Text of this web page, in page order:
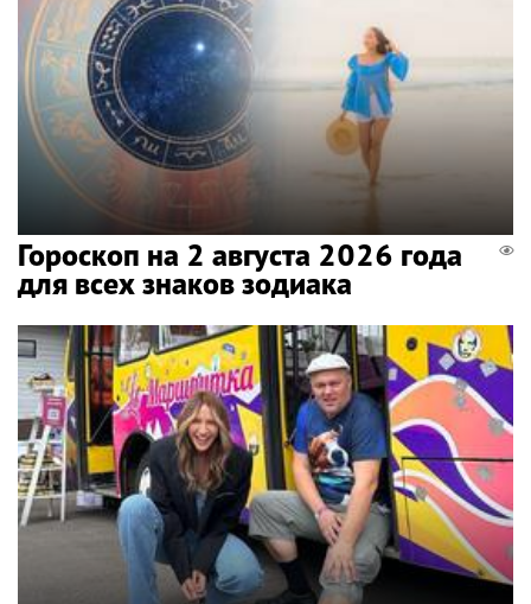
Гороскоп на 2 августа 2026 года
для всех знаков зодиака